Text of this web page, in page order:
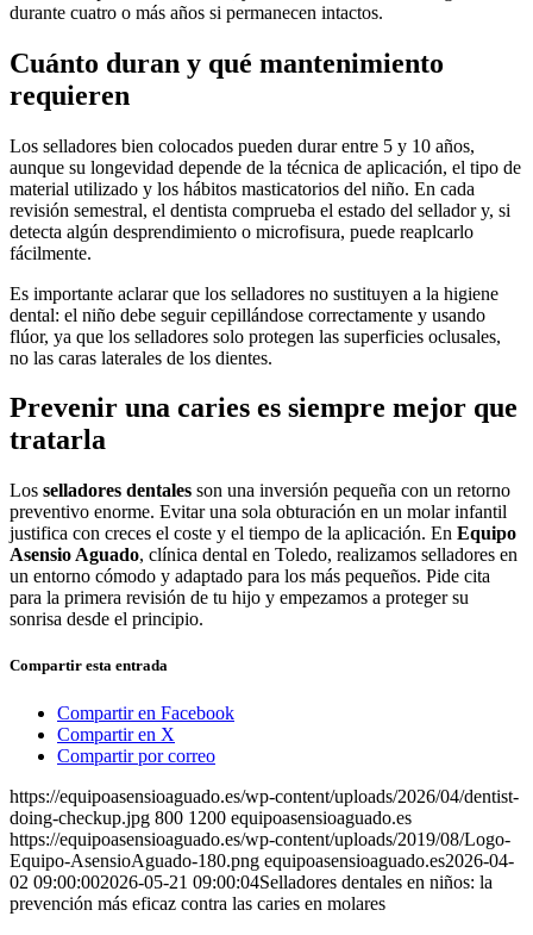
durante cuatro o más años si permanecen intactos.
Cuánto duran y qué mantenimiento
requieren
Los selladores bien colocados pueden durar entre 5 y 10 años,
aunque su longevidad depende de la técnica de aplicación, el tipo de
material utilizado y los hábitos masticatorios del niño. En cada
revisión semestral, el dentista comprueba el estado del sellador y, si
detecta algún desprendimiento o microfisura, puede reaplcarlo
fácilmente.
Es importante aclarar que los selladores no sustituyen a la higiene
dental: el niño debe seguir cepillándose correctamente y usando
flúor, ya que los selladores solo protegen las superficies oclusales,
no las caras laterales de los dientes.
Prevenir una caries es siempre mejor que
tratarla
Los selladores dentales son una inversión pequeña con un retorno
preventivo enorme. Evitar una sola obturación en un molar infantil
justifica con creces el coste y el tiempo de la aplicación. En Equipo
Asensio Aguado, clínica dental en Toledo, realizamos selladores en
un entorno cómodo y adaptado para los más pequeños. Pide cita
para la primera revisión de tu hijo y empezamos a proteger su
sonrisa desde el principio.
Compartir esta entrada
Compartir en Facebook
Compartir en X
Compartir por correo
https://equipoasensioaguado.es/wp-content/uploads/2026/04/dentist-
doing-checkup.jpg 800 1200 equipoasensioaguado.es
https://equipoasensioaguado.es/wp-content/uploads/2019/08/Logo-
Equipo-AsensioAguado-180.png equipoasensioaguado.es2026-04-
02 09:00:002026-05-21 09:00:04Selladores dentales en niños: la
prevención más eficaz contra las caries en molares